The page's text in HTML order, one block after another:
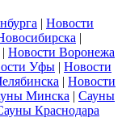
| Новости
|
| Новости Воронежа
Уфы | Новости
| Новости
Минска | Сауны
Краснодара